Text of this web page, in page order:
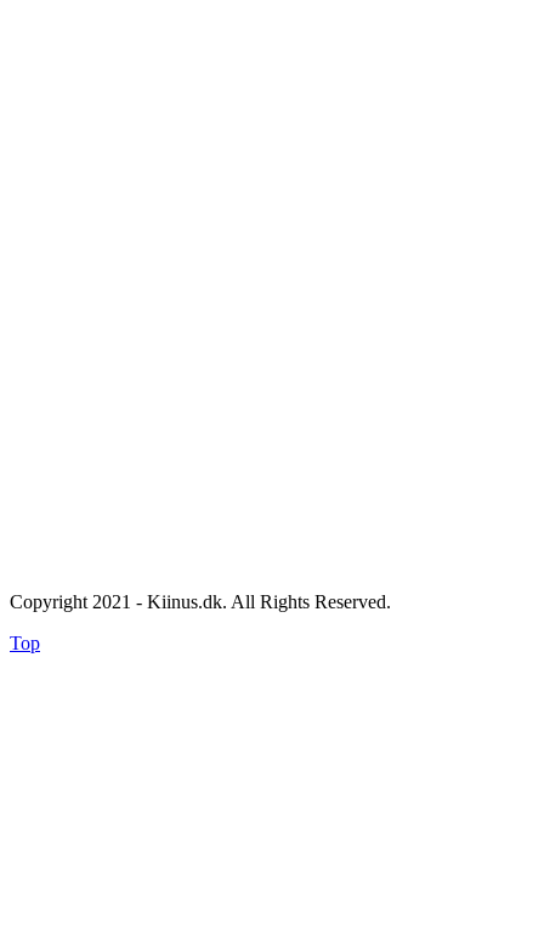
Copyright 2021 - Kiinus.dk. All Rights Reserved.
Top